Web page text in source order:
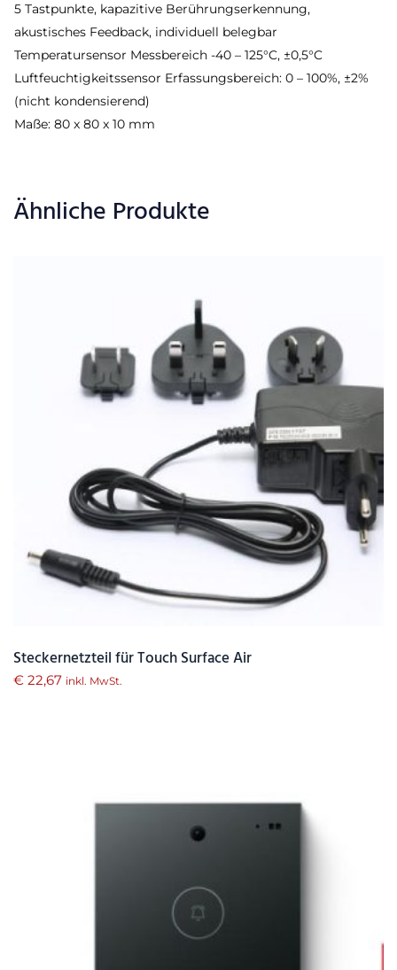
5 Tastpunkte, kapazitive Berührungserkennung,
akustisches Feedback, individuell belegbar
Temperatursensor Messbereich -40 – 125°C, ±0,5°C
Luftfeuchtigkeitssensor Erfassungsbereich: 0 – 100%, ±2%
(nicht kondensierend)
Maße: 80 x 80 x 10 mm
Ähnliche Produkte
Steckernetzteil für Touch Surface Air
€ 22,67 inkl. MwSt.